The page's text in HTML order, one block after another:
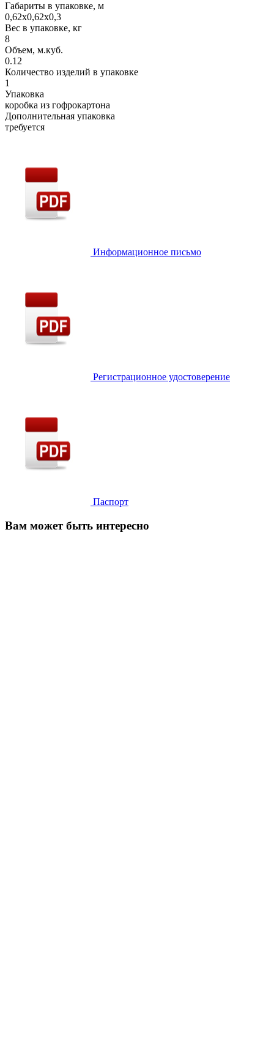
Габариты в упаковке, м
0,62х0,62х0,3
Вес в упаковке, кг
8
Объем, м.куб.
0.12
Количество изделий в упаковке
1
Упаковка
коробка из гофрокартона
Дополнительная упаковка
требуется
Информационное письмо
Регистрационное удостоверение
Паспорт
Вам может быть интересно